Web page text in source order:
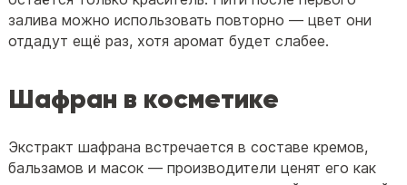
залива можно использовать повторно — цвет они
отдадут ещё раз, хотя аромат будет слабее.
Шафран в косметике
Экстракт шафрана встречается в составе кремов,
бальзамов и масок — производители ценят его как